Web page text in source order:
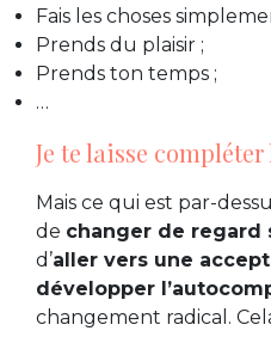
Fais les choses
Prends du plaisir ;
Prends ton temps ;
…
Je te laisse
Mais ce qui est par-
de changer de regard
d’aller vers une
développer
changement radical.